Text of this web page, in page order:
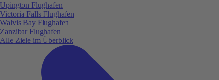
Upington Flughafen
Victoria Falls Flughafen
Walvis Bay Flughafen
Zanzibar Flughafen
Alle Ziele im Überblick